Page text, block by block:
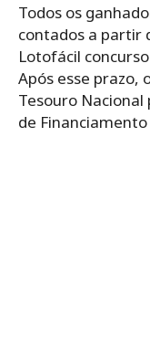
Todos os
contados a partir
Lotofácil
Após esse prazo,
Tesouro Nacional
de